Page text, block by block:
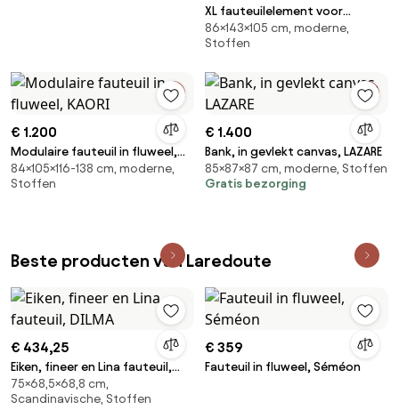
XL fauteuilelement voor
modulaire bank, in gemêleerde
stof, Malo
86×143×105 cm, moderne,
Stoffen
€ 1.200
Modulaire fauteuil in fluweel,
KAORI
84×105×116-138 cm, moderne,
Stoffen
€ 1.400
Bank, in gevlekt canvas, LAZARE
85×87×87 cm, moderne, Stoffen
Gratis bezorging
Beste producten van Laredoute
€ 434,25
Eiken, fineer en Lina fauteuil,
DILMA
75×68,5×68,8 cm,
Scandinavische, Stoffen
€ 359
Fauteuil in fluweel, Séméon